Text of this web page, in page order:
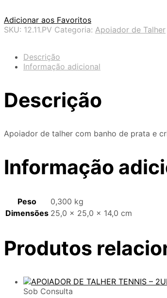
Adicionar aos Favoritos
SKU: 12.11.PV Categoria: Apoiador de Talher
Descrição
Informação adicional
Descrição
Apoiador de talher com banho de prata e
Informação
Peso
0,300 kg
Dimensões 25,0 × 25,0 × 14,0 cm
Produtos
Sob Consulta